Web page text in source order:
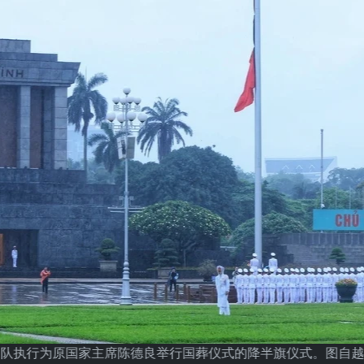
执行为原国家主席陈德良举行国葬仪式的降半旗仪式。图自